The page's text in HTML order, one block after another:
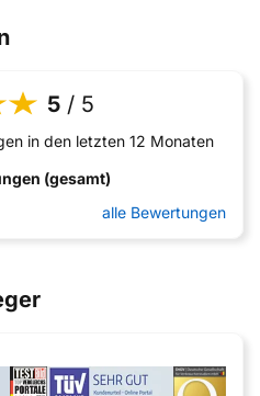
5 / 5
in den letzten 12 Monaten
(gesamt)
alle Bewertungen